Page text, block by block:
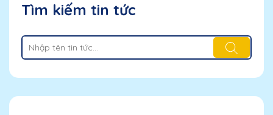
Tìm kiếm tin tức